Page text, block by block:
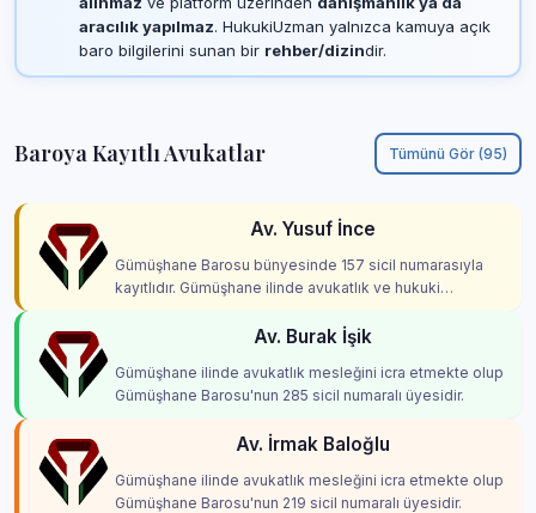
aracılık yapılmaz. HukukiUzman yalnızca kamuya açık
baro bilgilerini sunan bir rehber/dizindir.
Baroya Kayıtlı Avukatlar Tümünü Gör (95)
Av. Yusuf İnce
Gümüşhane Barosu bünyesinde 157 sicil numarasıyla
kayıtlıdır. Gümüşhane ilinde avukatlık ve hukuki
Av. Burak İşik
Gümüşhane ilinde avukatlık mesleğini icra etmekte olup
Gümüşhane Barosu'nun 285 sicil numaralı üyesidir.
Av. İrmak Baloğlu
Gümüşhane ilinde avukatlık mesleğini icra etmekte olup
Gümüşhane Barosu'nun 219 sicil numaralı üyesidir.